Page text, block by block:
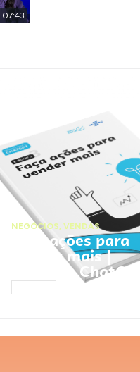
07:43
NEGÓCIOS, VENDAS
Faça ações para
vender mais |
Prompts ChatGPT